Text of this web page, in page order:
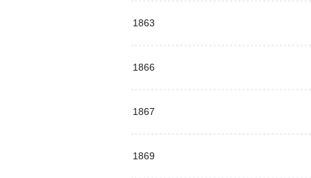
1863
1866
1867
1869